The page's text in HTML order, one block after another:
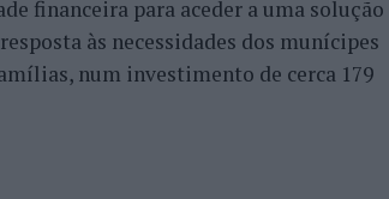
financeira para aceder a uma solução
às necessidades dos munícipes
num investimento de cerca 179